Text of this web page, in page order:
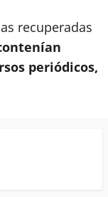
recuperadas
periódicos,